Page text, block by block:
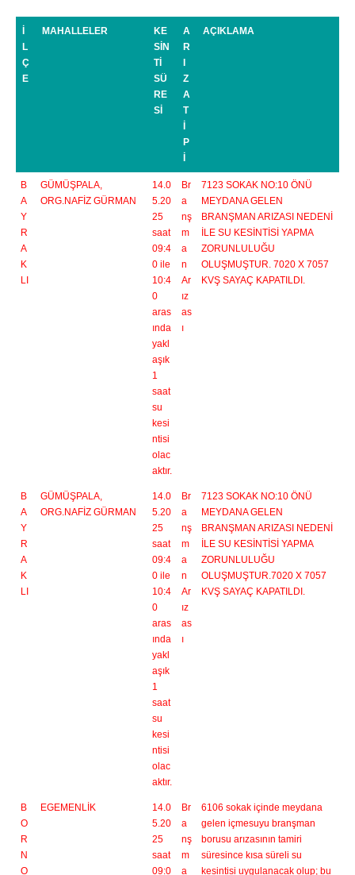
L
Ç
E
MAHALLELER
KE
SİN
Tİ
SÜ
RE
Sİ
A
R
Z
A
T
P
AÇIKLAMA
B
A
Y
R
A
K
LI
GÜMÜŞPALA,
ORG.NAFİZ GÜRMAN
14.0
5.20
25
saat
09:4
0 ile
10:4
0
aras
ında
yakl
aşık
1
saat
su
kesi
ntisi
olac
aktır.
Br
a
nş
m
a
n
Ar
ız
as
ı
7123 SOKAK NO:10 ÖNÜ
MEYDANA GELEN
BRANŞMAN ARIZASI NEDENİ
İLE SU KESİNTİSİ YAPMA
ZORUNLULUĞU
OLUŞMUŞTUR. 7020 X 7057
KVŞ SAYAÇ KAPATILDI.
B
A
Y
R
A
K
LI
GÜMÜŞPALA,
ORG.NAFİZ GÜRMAN
14.0
5.20
25
saat
09:4
0 ile
10:4
0
aras
ında
yakl
aşık
1
saat
su
kesi
ntisi
olac
aktır.
Br
a
nş
m
a
n
Ar
ız
as
ı
7123 SOKAK NO:10 ÖNÜ
MEYDANA GELEN
BRANŞMAN ARIZASI NEDENİ
İLE SU KESİNTİSİ YAPMA
ZORUNLULUĞU
OLUŞMUŞTUR.7020 X 7057
KVŞ SAYAÇ KAPATILDI.
B
O
R
N
O
EGEMENLİK
14.0
5.20
25
saat
09:0
Br
a
nş
m
a
6106 sokak içinde meydana
gelen içmesuyu branşman
borusu arızasının tamiri
süresince kısa süreli su
kesintisi uygulanacak olup; bu